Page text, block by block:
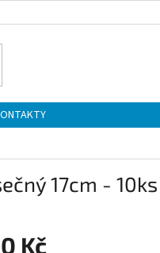
17cm - 10ks
Kč